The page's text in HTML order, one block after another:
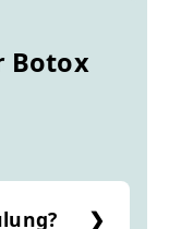
Botox